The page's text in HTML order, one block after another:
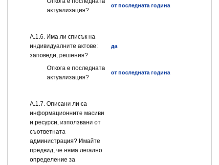
актуализация?
от последната година
А.1.6. Има ли списък на
индивидуалните актове:
заповеди, решения?
да
Откога е последната
актуализация?
от последната година
А.1.7. Описани ли са
информационните масиви
и ресурси, използвани от
съответната
администрация? Имайте
предвид, че няма легално
определение за